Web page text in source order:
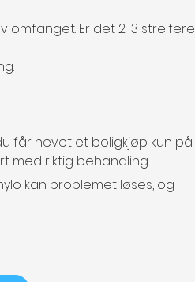
omfanget. Er det 2-3 streifere
får hevet et boligkjøp kun på
med riktig behandling.
kan problemet løses, og